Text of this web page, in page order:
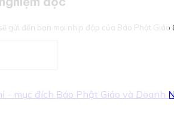
gửi đến bạn mọi nhịp đập của Báo Phật Giáo
- mục đích Báo Phật Giáo và Doanh